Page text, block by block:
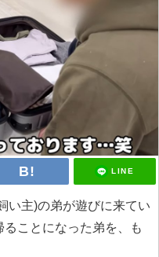
LINE
い主)の弟が遊びに来てい
ことになった弟を、も